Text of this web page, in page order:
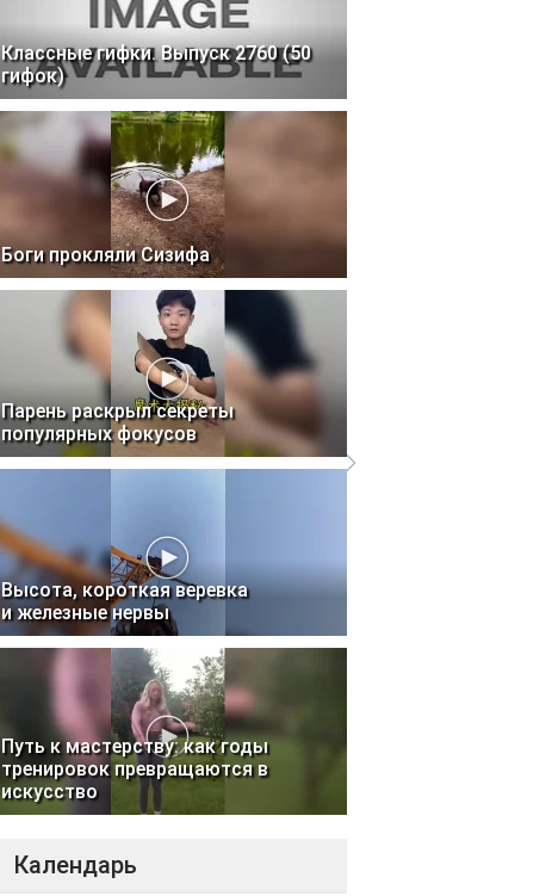
Классные гифки. Выпуск 2760 (50
гифок)
Боги прокляли Сизифа
Парень раскрыл секреты
популярных фокусов
Высота, короткая веревка
и железные нервы
Путь к мастерству: как годы
тренировок превращаются в
искусство
Календарь